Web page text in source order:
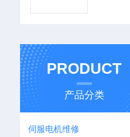
PRODUCT
产品分类
伺服电机维修